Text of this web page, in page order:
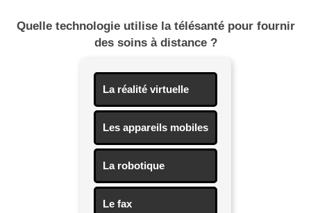
Quelle technologie utilise la télésanté pour fournir
des soins à distance ?
La réalité virtuelle
Les appareils mobiles
La robotique
Le fax